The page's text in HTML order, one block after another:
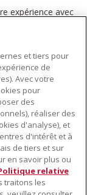
expérience avec
recevoir des
et tiers pour
de
Avec votre
pour
des
réaliser des
d'analyse), et
d'intérêt et à
de tiers et sur
en savoir plus ou
relative
traitons les